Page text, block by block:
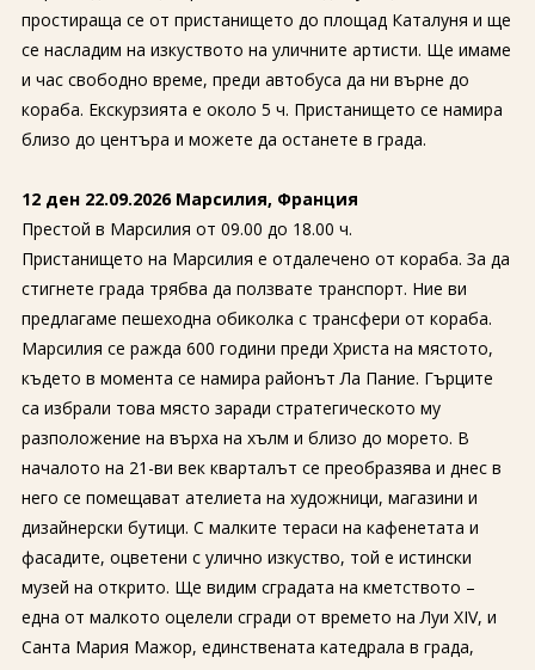
простираща се от пристанището до площад Каталуня и ще
се насладим на изкуството на уличните артисти. Ще имаме
и час свободно време, преди автобуса да ни върне до
кораба. Екскурзията е около 5 ч. Пристанището се намира
близо до центъра и можете да останете в града.
12 ден 22.09.2026 Марсилия, Франция
Престой в Марсилия от 09.00 до 18.00 ч.
Пристанището на Марсилия е отдалечено от кораба. За да
стигнете града трябва да ползвате транспорт. Ние ви
предлагаме пешеходна обиколка с трансфери от кораба.
Марсилия се ражда 600 години преди Христа на мястото,
където в момента се намира районът Ла Пание. Гърците
са избрали това място заради стратегическото му
разположение на върха на хълм и близо до морето. В
началото на 21-ви век кварталът се преобразява и днес в
него се помещават ателиета на художници, магазини и
дизайнерски бутици. С малките тераси на кафенетата и
фасадите, оцветени с улично изкуство, той е истински
музей на открито. Ще видим сградата на кметството –
една от малкото оцелели сгради от времето на Луи XIV, и
Санта Мария Мажор, единствената катедрала в града,